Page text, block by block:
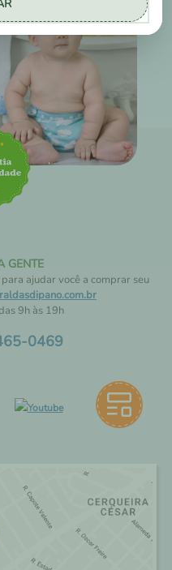
GENTE
ajudar você a comprar seu
9h às 19h
0469